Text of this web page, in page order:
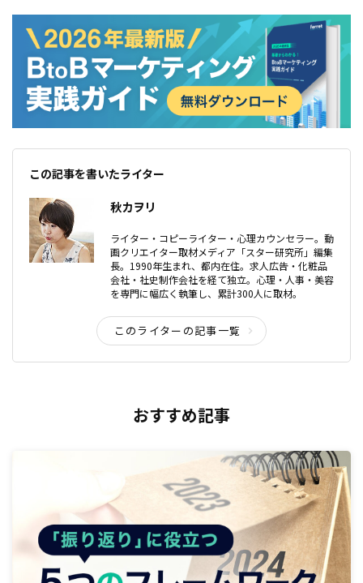
この記事を書いたライター
秋カヲリ
ライター・コピーライター・心理カウンセラー。動
画クリエイター取材メディア「スター研究所」編集
長。1990年生まれ、都内在住。求人広告・化粧品
会社・社史制作会社を経て独立。心理・人事・美容
を専門に幅広く執筆し、累計300人に取材。
このライターの記事一覧
おすすめ記事